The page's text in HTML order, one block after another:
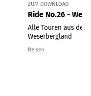
ZUM DOWNLOAD
Ride No.26 -
Alle Touren aus
Weserbergland
Reisen